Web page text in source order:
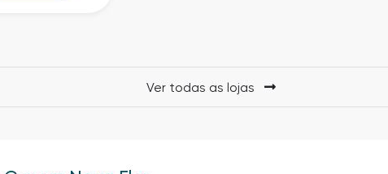
Ver todas as lojas